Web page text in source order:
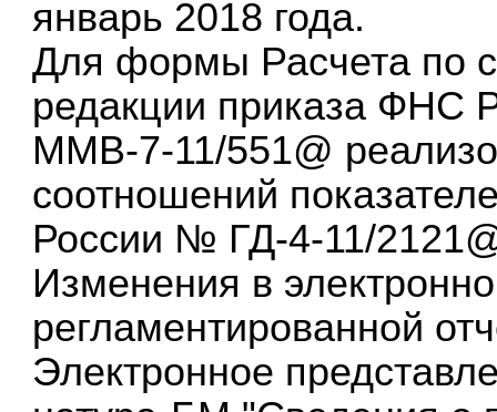
январь 2018 года.
Для формы Расчета по
редакции приказа ФНС
ММВ-7-11/551@
соотношений
России № ГД-4-11/
Изменения в
регламентированной
Электронное